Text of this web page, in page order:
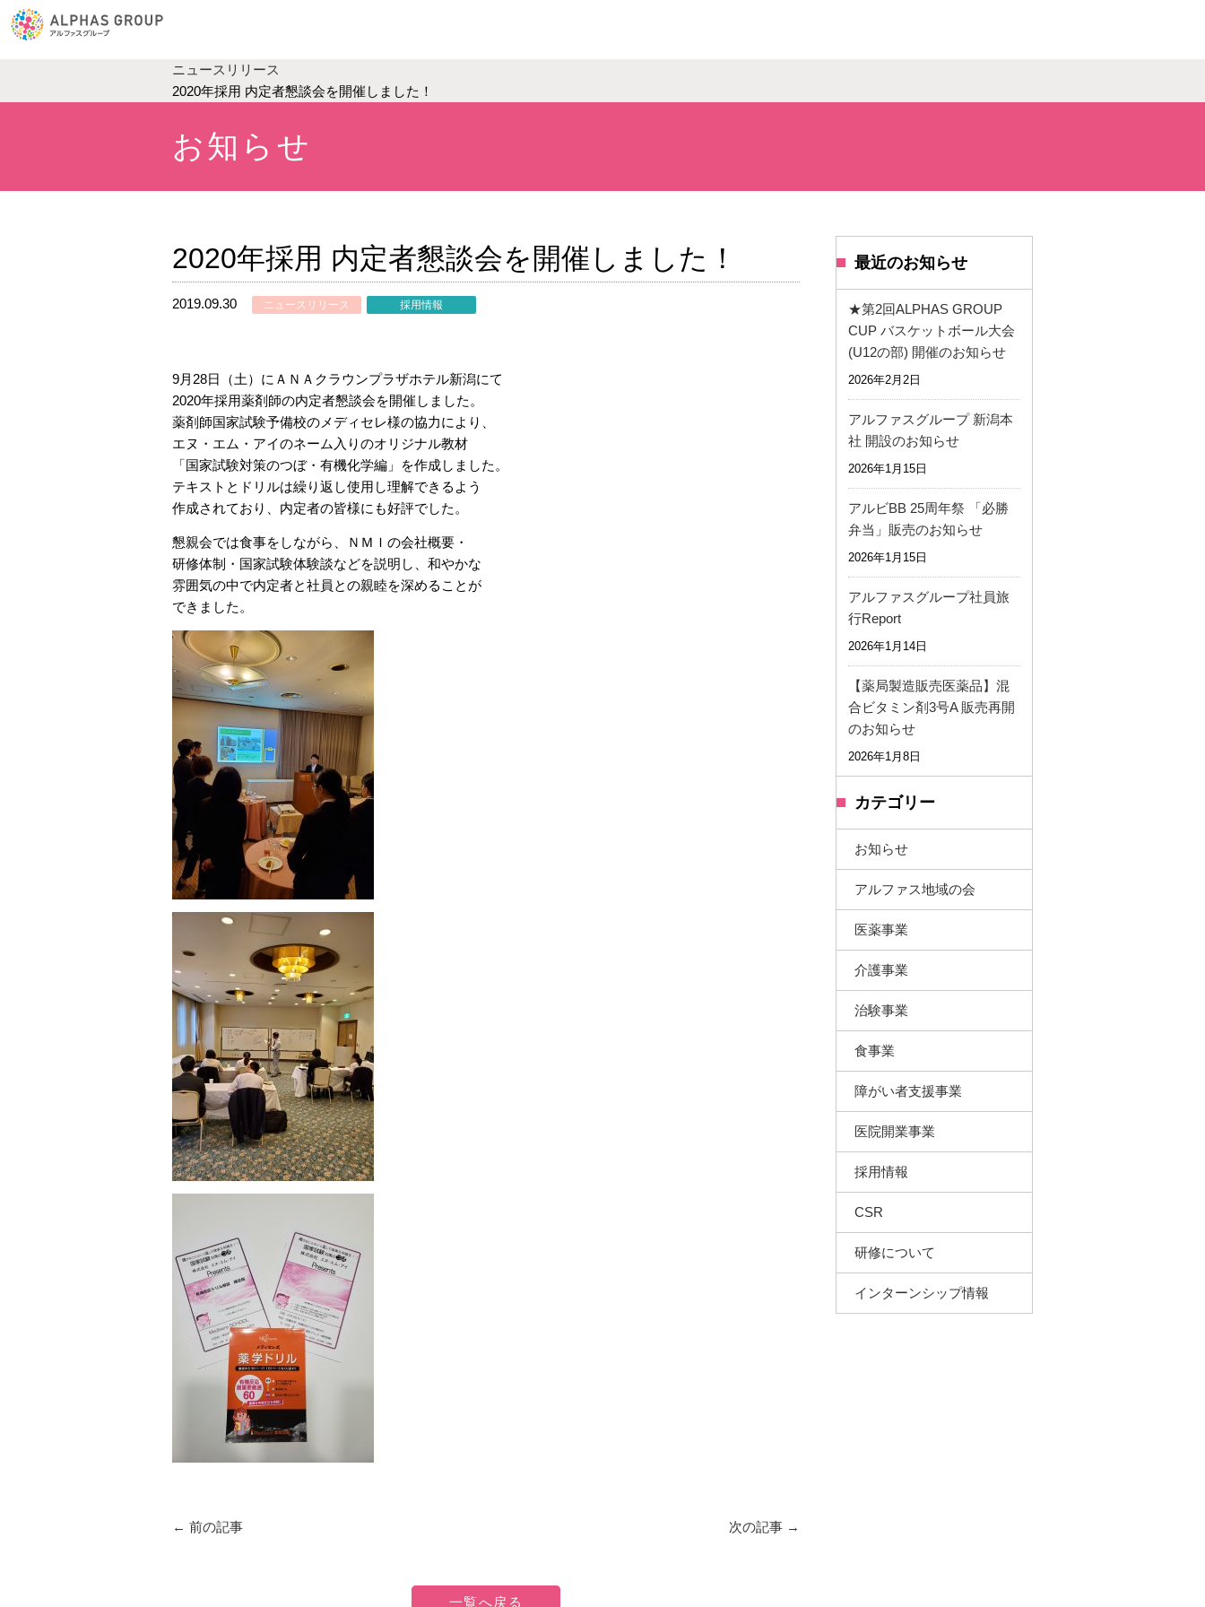
ニュースリリース
2020年採用 内定者懇談会を開催しました！
お知らせ
2020年採用 内定者懇談会を開催しました！
2019.09.30 ニュースリリース 採用情報
9月28日（土）にＡＮＡクラウンプラザホテル新潟にて
2020年採用薬剤師の内定者懇談会を開催しました。
薬剤師国家試験予備校のメディセレ様の協力により、
エヌ・エム・アイのネーム入りのオリジナル教材
「国家試験対策のつぼ・有機化学編」を作成しました。
テキストとドリルは繰り返し使用し理解できるよう
作成されており、内定者の皆様にも好評でした。
懇親会では食事をしながら、ＮＭＩの会社概要・
研修体制・国家試験体験談などを説明し、和やかな
雰囲気の中で内定者と社員との親睦を深めることが
できました。
← 前の記事 次の記事 →
一覧へ戻る
最近のお知らせ
★第2回ALPHAS GROUP
CUP バスケットボール大会
(U12の部) 開催のお知らせ
2026年2月2日
アルファスグループ 新潟本
社 開設のお知らせ
2026年1月15日
アルビBB 25周年祭 「必勝
弁当」販売のお知らせ
2026年1月15日
アルファスグループ社員旅
行Report
2026年1月14日
【薬局製造販売医薬品】混
合ビタミン剤3号A 販売再開
のお知らせ
2026年1月8日
カテゴリー
お知らせ
アルファス地域の会
医薬事業
介護事業
治験事業
食事業
障がい者支援事業
医院開業事業
採用情報
CSR
研修について
インターンシップ情報